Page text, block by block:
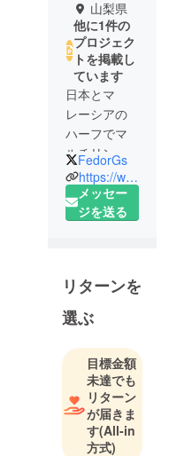
山梨県
他に1件の
プロジェク
トを掲載し
ています
日本とマ
レーシアの
ハーフでマ
ルチリンガ
ル。
日本生まれ
日本育ちだ
を行き来す
るようにな
り、17歳で
マレーシア
のペナンで
LEON
INTERWOR
TRADING を
FedorGs
https://www.facebook.com/maxthon.leoninterworld/
メッセー
ジを送る
リターンを
選ぶ
目標金額
未達でも
リターン
が届きま
す(All-in
方式)